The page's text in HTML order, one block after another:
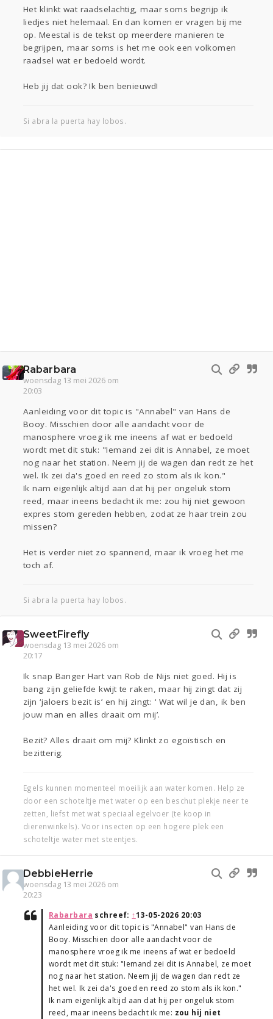
Sport
Contact Viva zoekt
Aangeboden
Gevraagd
Horen Doen
Zien
Lezen
Het klinkt wat raadselachtig, maar soms begrijp ik
liedjes niet helemaal. En dan komen er vragen bij me
op. Meestal is de tekst op meerdere manieren te
begrijpen, maar soms is het me ook een volkomen
raadsel wat er bedoeld wordt.
Heb jij dat ook? Ik ben benieuwd!
Si abra la puerta hay lobos.
Rabarbara
woensdag 13 mei 2026 om
20:03
Aanleiding voor dit topic is "Annabel" van Hans de
Booy. Misschien door alle aandacht voor de
manosphere vroeg ik me ineens af wat er bedoeld
wordt met dit stuk: "Iemand zei dit is Annabel, ze moet
nog naar het station. Neem jij de wagen dan redt ze het
wel. Ik zei da's goed en reed zo stom als ik kon."
Ik nam eigenlijk altijd aan dat hij per ongeluk stom
reed, maar ineens bedacht ik me: zou hij niet gewoon
expres stom gereden hebben, zodat ze haar trein zou
missen?
Het is verder niet zo spannend, maar ik vroeg het me
toch af.
Si abra la puerta hay lobos.
SweetFirefly
woensdag 13 mei 2026 om
20:17
Ik snap Banger Hart van Rob de Nijs niet goed. Hij is
bang zijn geliefde kwijt te raken, maar hij zingt dat zij
zijn ‘jaloers bezit is’ en hij zingt: ‘ Wat wil je dan, ik ben
jouw man en alles draait om mij’.
Bezit? Alles draait om mij? Klinkt zo egoïstisch en
bezitterig.
Egels kunnen momenteel moeilijk aan water komen. Help ze
door een schoteltje met water op een beschut plekje neer te
zetten, liefst met wat speciaal egelvoer (te koop in
dierenwinkels). Voor insecten op een hogere plek een
schoteltje water met steentjes.
DebbieHerrie
woensdag 13 mei 2026 om
20:23
Rabarbara schreef: ↑13-05-2026 20:03
Aanleiding voor dit topic is "Annabel" van Hans de
Booy. Misschien door alle aandacht voor de
manosphere vroeg ik me ineens af wat er bedoeld
wordt met dit stuk: "Iemand zei dit is Annabel, ze moet
nog naar het station. Neem jij de wagen dan redt ze
het wel. Ik zei da's goed en reed zo stom als ik kon."
Ik nam eigenlijk altijd aan dat hij per ongeluk stom
reed, maar ineens bedacht ik me: zou hij niet